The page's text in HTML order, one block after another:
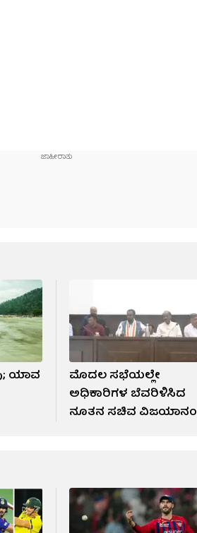
ಯಾವ
ಮೊದಲ ಸಭೆಯಲ್ಲೇ
ಅಧಿಕಾರಿಗಳ ಬೆವರಿಳಿಸಿದ
ನೂತನ ಸಚಿವ